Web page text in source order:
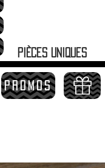
pièces uniques
PROMOS